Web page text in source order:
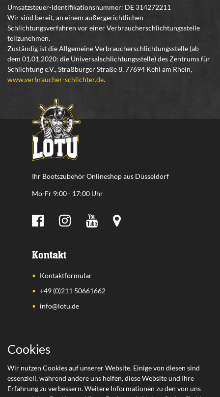
Umsatzsteuer-Identifikationsnummer: DE 314272211
Wir sind bereit, an einem außergerichtlichen
Schlichtungsverfahren vor einer Verbraucherschlichtungsstelle
teilzunehmen.
Zuständig ist die Allgemeine Verbraucherschlichtungsstelle (ab
dem 01.01.2020: die Universalschlichtungsstelle) des Zentrums für
Schlichtung e.V., Straßburger Straße 8, 77694 Kehl am Rhein,
www.verbraucher-schlichter.de.
Ihr Bootszubehör Onlineshop aus Düsseldorf
Mo-Fr 9:00 - 17:00 Uhr
Kontakt
Kontaktformular
+49 (0)211 50661662
info@lotu.de
Wichtige Links
Versand
Retoure
Cookies
Wir nutzen Cookies auf unserer Website. Einige von diesen sind
essenziell, während andere uns helfen, diese Website und Ihre
Erfahrung zu verbessern. Weitere Informationen zu den von uns